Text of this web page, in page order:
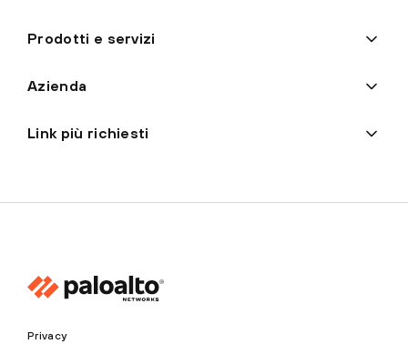
Prodotti e servizi
Azienda
Link più richiesti
Privacy